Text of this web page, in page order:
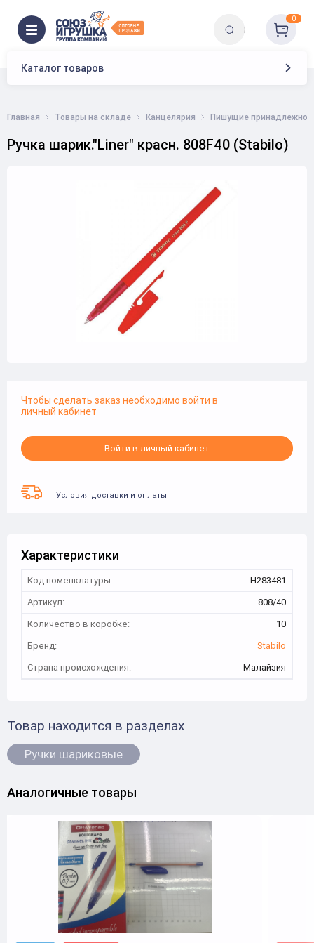
Каталог товаров
0
Главная Товары на складе Канцелярия Пишущие
Ручка шарик."Liner" красн. 808F40 (Stabilo)
Чтобы сделать заказ необходимо войти в
личный кабинет
Войти в личный кабинет
Условия доставки и оплаты
Характеристики
Код номенклатуры:
Н283481
Артикул:
808/40
Количество в коробке:
10
Бренд:
Stabilo
Страна происхождения:
Малайзия
Товар находится в разделах
Ручки шариковые
Аналогичные товары